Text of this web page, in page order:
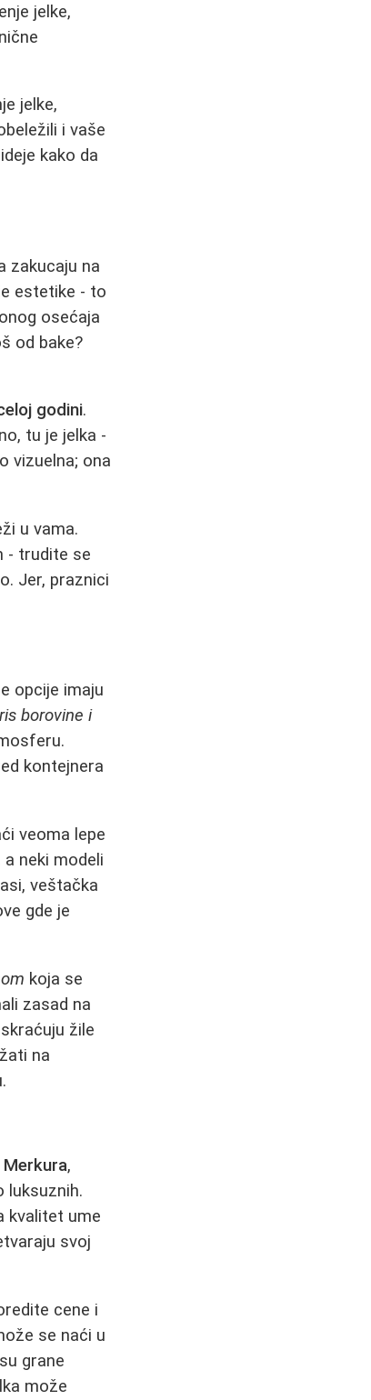
jelke,
jelke,
i vaše
kako da
zakucaju na
estetike - to
osećaja
od bake?
godini.
tu je jelka -
vizuelna; ona
u vama.
- trudite se
Jer, praznici
opcije imaju
borovine i
kontejnera
veoma lepe
neki modeli
veštačka
gde je
koja se
zasad na
žile
na
Merkura,
luksuznih.
kvalitet ume
svoj
cene i
se naći u
grane
može